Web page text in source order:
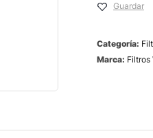
Guardar
Categoría:
Marca: Filtros